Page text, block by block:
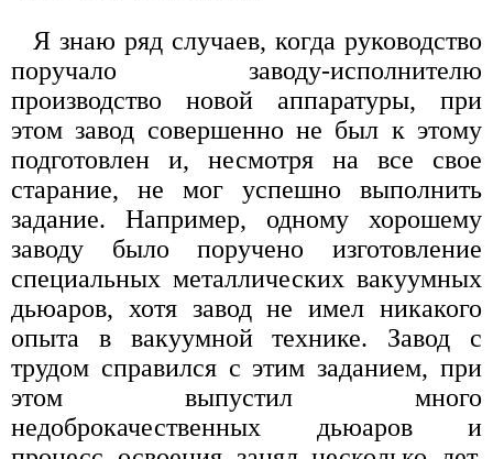
Я знаю ряд случаев, когда руководство
поручало заводу-исполнителю
производство новой аппаратуры, при
этом завод совершенно не был к этому
подготовлен и, несмотря на все свое
старание, не мог успешно выполнить
задание. Например, одному хорошему
заводу было поручено изготовление
специальных металлических вакуумных
дьюаров, хотя завод не имел никакого
опыта в вакуумной технике. Завод с
трудом справился с этим заданием, при
этом выпустил много
недоброкачественных дьюаров и